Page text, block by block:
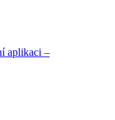
aplikaci –